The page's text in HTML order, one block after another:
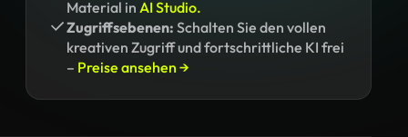
Material in AI Studio.
Zugriffsebenen: Schalten Sie den vollen
kreativen Zugriff und fortschrittliche KI frei
– Preise ansehen →